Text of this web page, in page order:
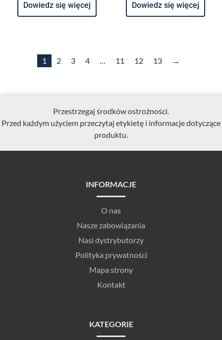
Dowiedz się więcej Dowiedz się więcej
1 2 3 4 … 11 12 13 →
Przestrzegaj środków ostrożności.
Przed każdym użyciem przeczytaj etykietę i informacje dotyczące
produktu.
INFORMACJE
O nas
Nasze zabowiązania
Nasi dystrybutorzy
Polityka prywatności
Mapa strony
Kontakt
KATEGORIE